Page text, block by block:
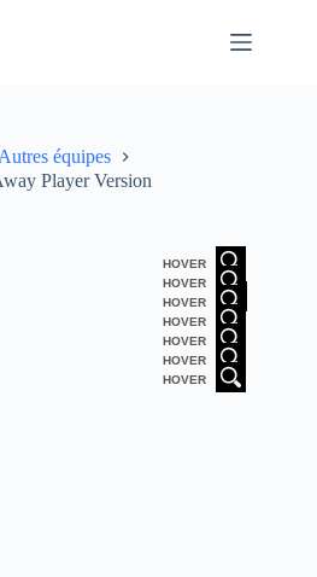
Autres équipes
Player Version
HOVER
HOVER
HOVER
HOVER
HOVER
HOVER
HOVER